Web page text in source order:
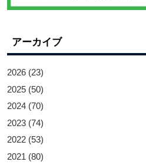
アーカイブ
2026 (23)
2025 (50)
2024 (70)
2023 (74)
2022 (53)
2021 (80)